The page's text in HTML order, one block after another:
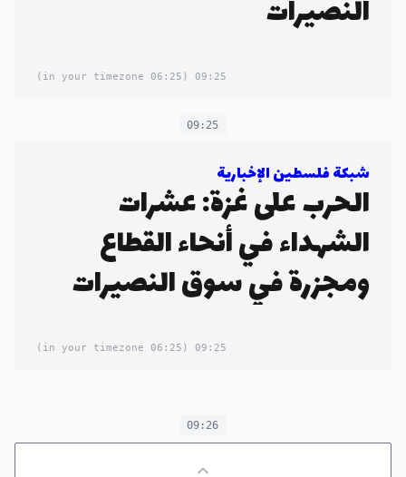
النصيرات
09:25
(06:25 in your timezone)
09:25
شبكة فلسطين الإخبارية
الحرب على غزة: عشرات
الشهداء في أنحاء القطاع
ومجزرة في سوق النصيرات
09:25
(06:25 in your timezone)
09:26